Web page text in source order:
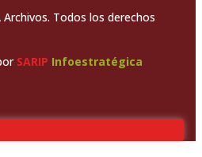
Todos los derechos
SARIP Infoestratégica